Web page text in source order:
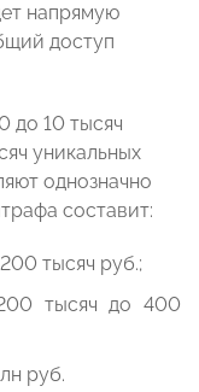
напрямую
доступ
до 10 тысяч
уникальных
однозначно
составит:
тысяч руб.;
тысяч до 400
руб.